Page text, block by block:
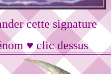
cette signature
♥ clic dessus